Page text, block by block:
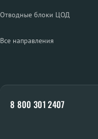
Отводные блоки ЦОД
Все направления
8 800 301 2407